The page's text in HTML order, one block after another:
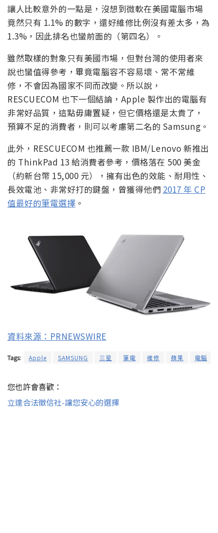
讓人比較意外的一點是，沒想到微軟在美國電腦市場
竟然只有 1.1% 的數字，還好維修比例沒有差太多，為
1.3%，因此排名也蠻前面的（第四名）。
雖然取樣的對象只有美國市場，但對台灣的使用者來
說也蠻值得參考，畢竟電腦容不容易壞、常不常維
修，不會因為國家不同而改變。所以說，
RESCUECOM 也下一個結論，Apple 製作出的電腦有
非常好品質，這點毋庸置疑，但它價格還是太貴了，
預算不足的消費者，則可以考慮第二名的 Samsung。
此外，RESCUECOM 也推薦一款 IBM/Lenovo 新推出
的 ThinkPad 13 給消費者參考，價格落在 500 美金
（約新台幣 15,000 元），擁有出色的效能、耐用性、
長效電池、非常好打的鍵盤，曾獲得他們 2017 年 CP
值最好的筆電選擇 。
資料來源：PRNEWSWIRE
Tags: Apple SAMSUNG 三星 筆電 維修 蘋果 電腦
您也許會喜歡：
立達合法徵信社-讓您安心的選擇